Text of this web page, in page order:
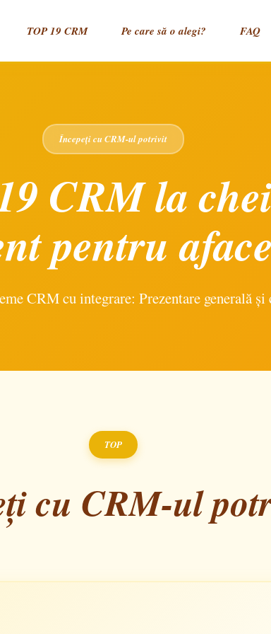
TOP 19 CRM Pe care să o alegi? FAQ
Începeți cu CRM-ul potrivit
CRM la
pentru
CRM cu integrare: Prezentare generală și
TOP
cu CRM-ul